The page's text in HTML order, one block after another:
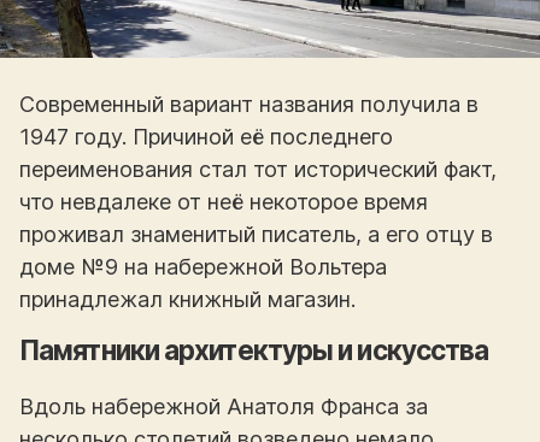
Современный вариант названия получила в
1947 году. Причиной её последнего
переименования стал тот исторический факт,
что невдалеке от неё некоторое время
проживал знаменитый писатель, а его отцу в
доме №9 на набережной Вольтера
принадлежал книжный магазин.
Памятники архитектуры и искусства
Вдоль набережной Анатоля Франса за